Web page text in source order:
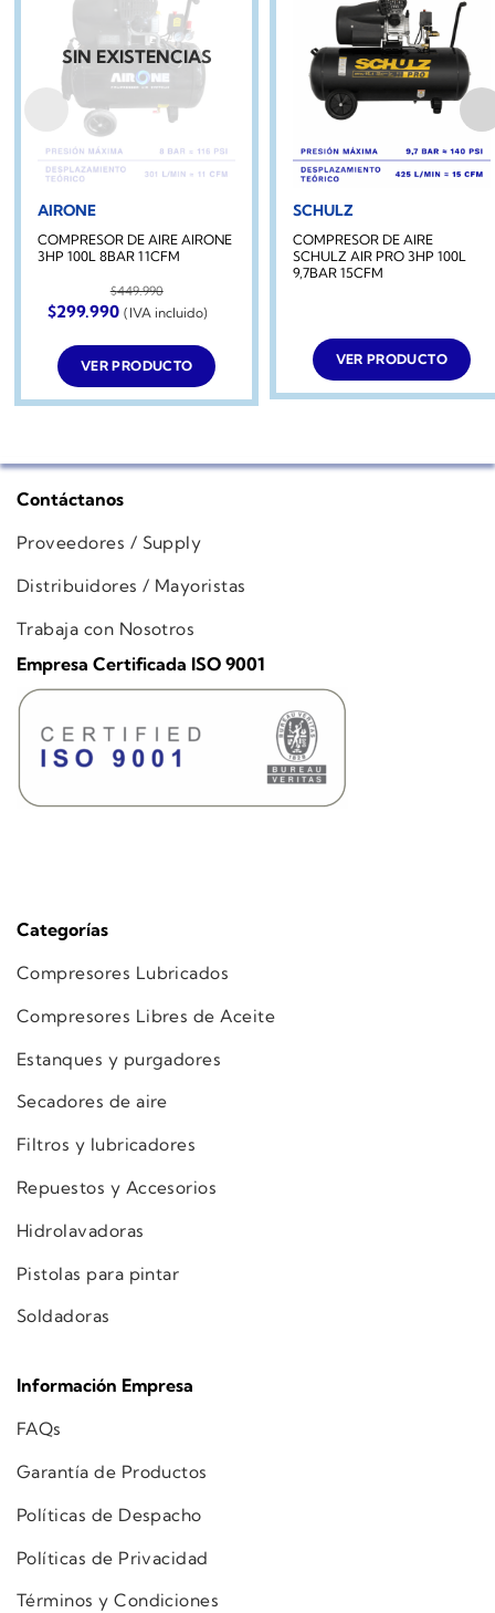
SIN EXISTENCIAS
AIRONE
COMPRESOR DE AIRE AIRONE
3HP 100L 8BAR 11CFM
$449.990
El
precio
original
era:
$449.990.
$299.990El
precio
actual
es:
$299.990.
(IVA incluido)
VER PRODUCTO
SCHULZ
COMPRESOR DE AIRE
SCHULZ AIR PRO 3HP 100L
9,7BAR 15CFM
VER PRODUCTO
Categorías
Compresores Lubricados
Compresores Libres de Aceite
Estanques y purgadores
Secadores de aire
Filtros y lubricadores
Repuestos y Accesorios
Hidrolavadoras
Pistolas para pintar
Soldadoras
Información Empresa
FAQs
Garantía de Productos
Políticas de Despacho
Políticas de Privacidad
Términos y Condiciones
Contáctanos
Proveedores / Supply
Distribuidores / Mayoristas
Trabaja con Nosotros
Empresa Certificada ISO 9001